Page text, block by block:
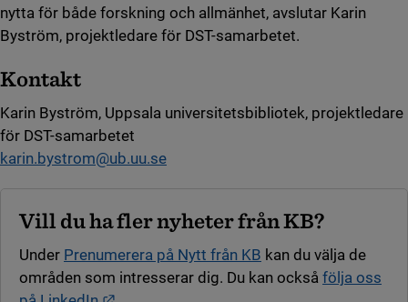
nytta för både forskning och allmänhet, avslutar Karin
Byström, projektledare för DST-samarbetet.
Kontakt
Karin Byström, Uppsala universitetsbibliotek, projektledare
för DST-samarbetet
karin.bystrom@ub.uu.se
Vill du ha fler nyheter från KB?
Under Prenumerera på Nytt från KB kan du välja de
områden som intresserar dig. Du kan också följa oss